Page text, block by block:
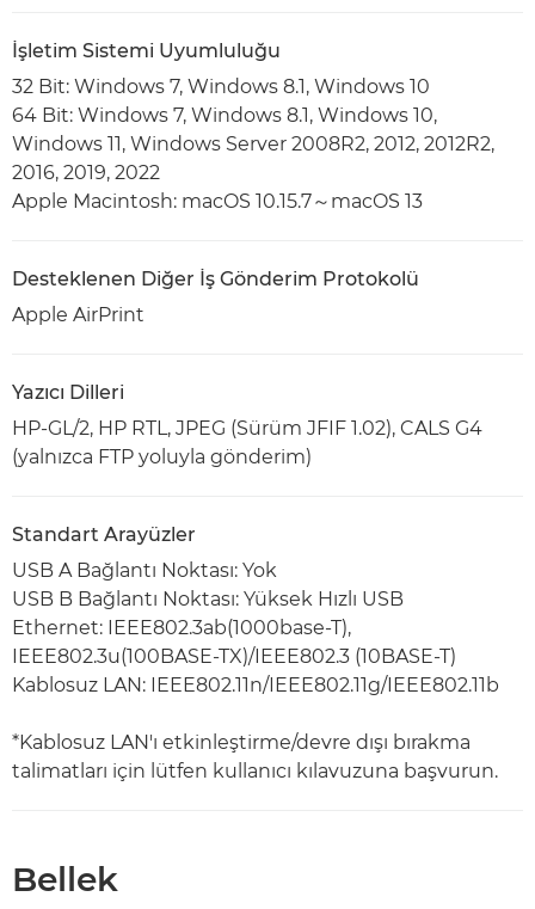
İşletim Sistemi Uyumluluğu
32 Bit: Windows 7, Windows 8.1, Windows 10
64 Bit: Windows 7, Windows 8.1, Windows 10,
Windows 11, Windows Server 2008R2, 2012, 2012R2,
2016, 2019, 2022
Apple Macintosh: macOS 10.15.7～macOS 13
Desteklenen Diğer İş Gönderim Protokolü
Apple AirPrint
Yazıcı Dilleri
HP-GL/2, HP RTL, JPEG (Sürüm JFIF 1.02), CALS G4
(yalnızca FTP yoluyla gönderim)
Standart Arayüzler
USB A Bağlantı Noktası: Yok
USB B Bağlantı Noktası: Yüksek Hızlı USB
Ethernet: IEEE802.3ab(1000base-T),
IEEE802.3u(100BASE-TX)/IEEE802.3 (10BASE-T)
Kablosuz LAN: IEEE802.11n/IEEE802.11g/IEEE802.11b
*Kablosuz LAN'ı etkinleştirme/devre dışı bırakma
talimatları için lütfen kullanıcı kılavuzuna başvurun.
Bellek